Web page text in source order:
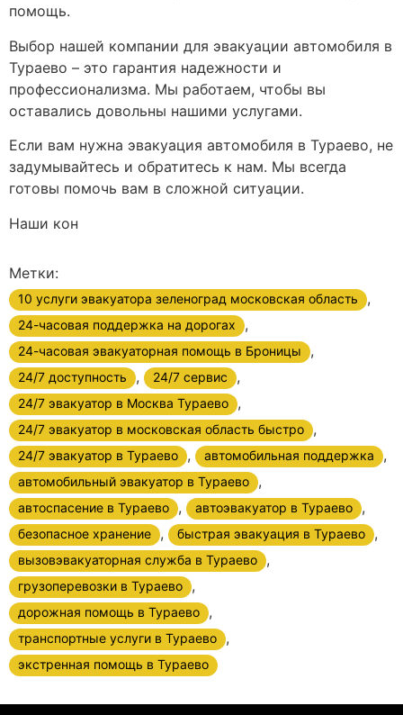
помощь.
Выбор нашей компании для эвакуации автомобиля в
Тураево – это гарантия надежности и
профессионализма. Мы работаем, чтобы вы
оставались довольны нашими услугами.
Если вам нужна эвакуация автомобиля в Тураево, не
задумывайтесь и обратитесь к нам. Мы всегда
готовы помочь вам в сложной ситуации.
Наши кон
Метки:
10 услуги эвакуатора зеленоград московская область ,
24-часовая поддержка на дорогах ,
24-часовая эвакуаторная помощь в Броницы ,
24/7 доступность , 24/7 сервис ,
24/7 эвакуатор в Москва Тураево ,
24/7 эвакуатор в московская область быстро ,
24/7 эвакуатор в Тураево , автомобильная поддержка ,
автомобильный эвакуатор в Тураево ,
автоспасение в Тураево , автоэвакуатор в Тураево ,
безопасное хранение , быстрая эвакуация в Тураево ,
вызовэвакуаторная служба в Тураево ,
грузоперевозки в Тураево ,
дорожная помощь в Тураево ,
транспортные услуги в Тураево ,
экстренная помощь в Тураево